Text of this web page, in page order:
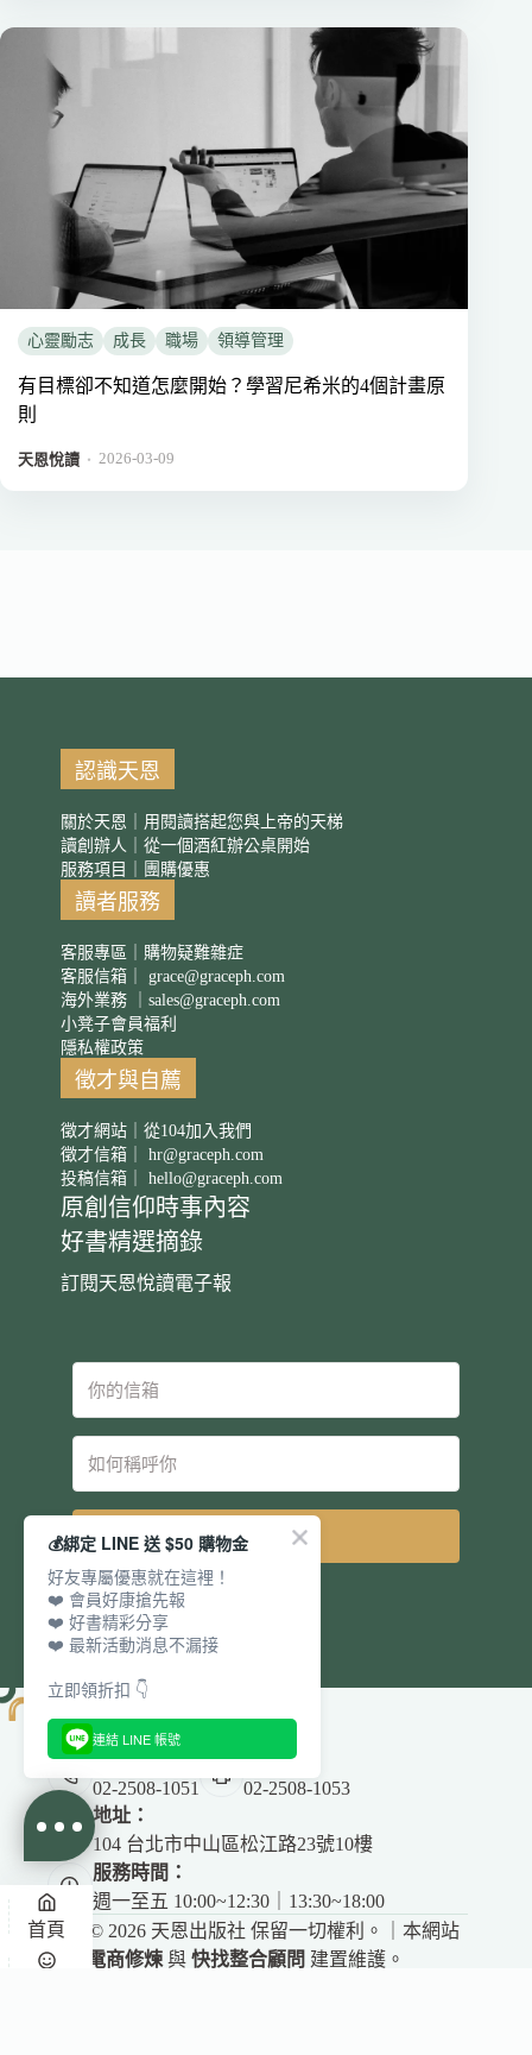
心靈勵志 成長 職場 領導管理
有目標卻不知道怎麼開始？學習尼希米的4個計畫原
則
天恩悅讀 ． 2026-03-09
認識天恩
關於天恩｜用閱讀搭起您與上帝的天梯
讀創辦人｜從一個酒紅辦公桌開始
服務項目｜團購優惠
讀者服務
客服專區｜購物疑難雜症
客服信箱｜ grace@graceph.com
海外業務 ｜ sales@graceph.com
小凳子會員福利
隱私權政策
徵才與自薦
徵才網站｜從104加入我們
徵才信箱｜ hr@graceph.com
投稿信箱｜ hello@graceph.com
原創信仰時事內容
好書精選摘錄
訂閱天恩悅讀電子報
立即訂閱
電話：
02-2508-1051
傳真：
02-2508-1053
地址：
104 台北市中山區松江路23號10樓
服務時間：
週一至五 10:00~12:30｜13:30~18:00
Copyright © 2026 天恩出版社 保留一切權利。｜本網站
電商修煉 與快找整合顧問 建置維護。
首頁
💰綁定 LINE 送 $50 購物金
好友專屬優惠就在這裡！
❤️ 會員好康搶先報
❤️ 好書精彩分享
❤️ 最新活動消息不漏接
立即領折扣 👇
連結 LINE 帳號